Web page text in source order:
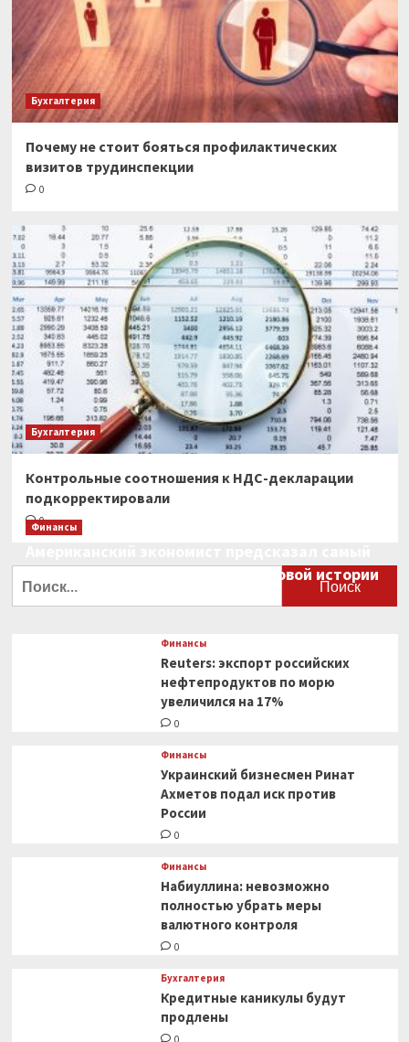
Бухгалтерия
Почему не стоит бояться профилактических
визитов трудинспекции
0
Бухгалтерия
Контрольные соотношения к НДС-декларации
подкорректировали
0
Финансы
большой финансовый крах в мировой истории
Финансы
Reuters: экспорт российских
нефтепродуктов по морю
увеличился на 17%
0
Финансы
Украинский бизнесмен Ринат
Ахметов подал иск против
России
0
Финансы
Набиуллина: невозможно
полностью убрать меры
валютного контроля
0
Бухгалтерия
Кредитные каникулы будут
продлены
0